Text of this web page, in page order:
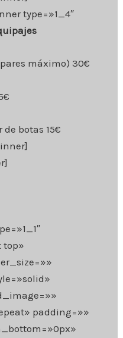
type=»1_4″
máximo) 30€
botas 15€
top»
padding=»»